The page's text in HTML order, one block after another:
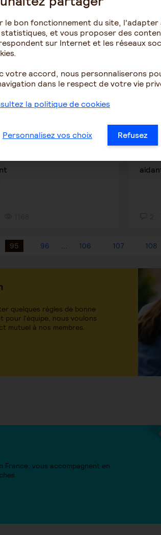
Madison
ete victime de vols en
1792 1
ISABELLERADINOVIC
95 96 ... 106 107 108
quelques règles de bonne
pour l'équipe, nous voulons
mutuel à nos membres.
vous accompagnent en
le bon fonctionnement du site,
et vous proposer des
sur Internet et les réseaux
votre accord, nous personnaliserons
dans le respect de votre vie
la politique de cookies
Personnalisez vos choix Refusez